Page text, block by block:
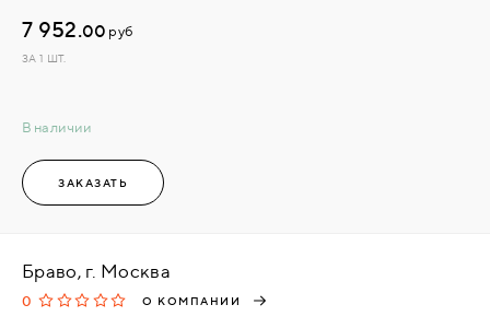
В наличии
7 952.00 руб
ЗА 1 ШТ.
ЗАКАЗАТЬ
Браво, г. Москва
0 О КОМПАНИИ